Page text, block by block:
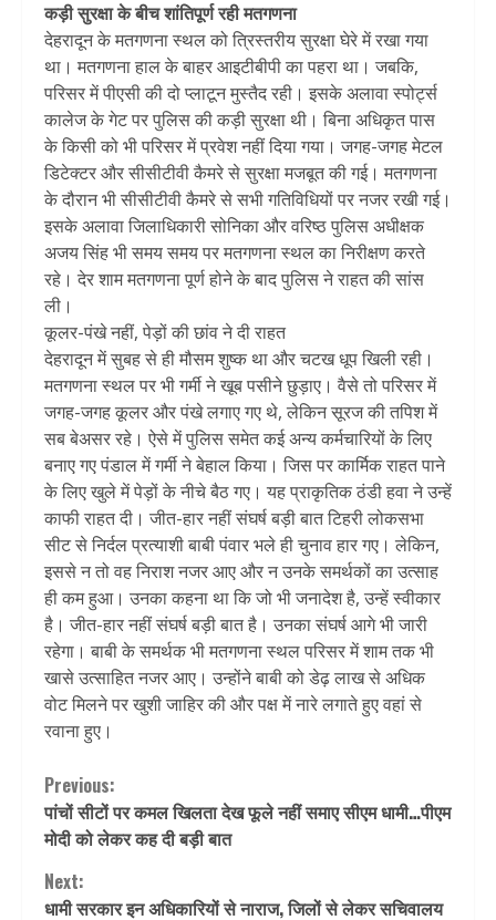
कड़ी सुरक्षा के बीच शांतिपूर्ण रही मतगणना
देहरादून के मतगणना स्थल को त्रिस्तरीय सुरक्षा घेरे में रखा गया
था। मतगणना हाल के बाहर आइटीबीपी का पहरा था। जबकि,
परिसर में पीएसी की दो प्लाटून मुस्तैद रही। इसके अलावा स्पोर्ट्स
कालेज के गेट पर पुलिस की कड़ी सुरक्षा थी। बिना अधिकृत पास
के किसी को भी परिसर में प्रवेश नहीं दिया गया। जगह-जगह मेटल
डिटेक्टर और सीसीटीवी कैमरे से सुरक्षा मजबूत की गई। मतगणना
के दौरान भी सीसीटीवी कैमरे से सभी गतिविधियों पर नजर रखी गई।
इसके अलावा जिलाधिकारी सोनिका और वरिष्ठ पुलिस अधीक्षक
अजय सिंह भी समय समय पर मतगणना स्थल का निरीक्षण करते
रहे। देर शाम मतगणना पूर्ण होने के बाद पुलिस ने राहत की सांस
ली।
कूलर-पंखे नहीं, पेड़ों की छांव ने दी राहत
देहरादून में सुबह से ही मौसम शुष्क था और चटख धूप खिली रही।
मतगणना स्थल पर भी गर्मी ने खूब पसीने छुड़ाए। वैसे तो परिसर में
जगह-जगह कूलर और पंखे लगाए गए थे, लेकिन सूरज की तपिश में
सब बेअसर रहे। ऐसे में पुलिस समेत कई अन्य कर्मचारियों के लिए
बनाए गए पंडाल में गर्मी ने बेहाल किया। जिस पर कार्मिक राहत पाने
के लिए खुले में पेड़ों के नीचे बैठ गए। यह प्राकृतिक ठंडी हवा ने उन्हें
काफी राहत दी। जीत-हार नहीं संघर्ष बड़ी बात टिहरी लोकसभा
सीट से निर्दल प्रत्याशी बाबी पंवार भले ही चुनाव हार गए। लेकिन,
इससे न तो वह निराश नजर आए और न उनके समर्थकों का उत्साह
ही कम हुआ। उनका कहना था कि जो भी जनादेश है, उन्हें स्वीकार
है। जीत-हार नहीं संघर्ष बड़ी बात है। उनका संघर्ष आगे भी जारी
रहेगा। बाबी के समर्थक भी मतगणना स्थल परिसर में शाम तक भी
खासे उत्साहित नजर आए। उन्होंने बाबी को डेढ़ लाख से अधिक
वोट मिलने पर खुशी जाहिर की और पक्ष में नारे लगाते हुए वहां से
रवाना हुए।
Continue
Reading
Previous:
पांचों सीटों पर कमल खिलता देख फूले नहीं समाए सीएम धामी…पीएम
मोदी को लेकर कह दी बड़ी बात
Next:
धामी सरकार इन अधिकारियों से नाराज, जिलों से लेकर सचिवालय